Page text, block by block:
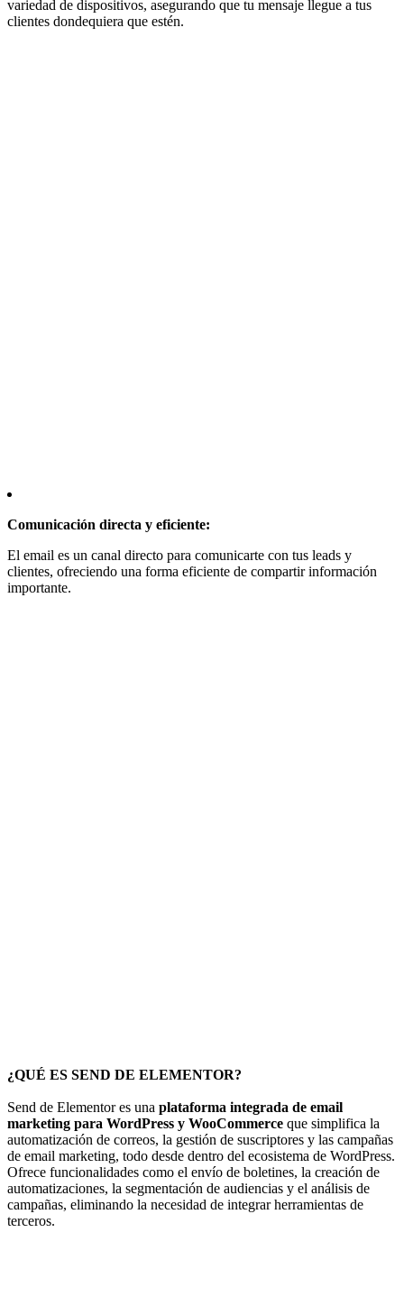
variedad de dispositivos, asegurando que tu mensaje llegue a tus
clientes dondequiera que estén.
Comunicación directa y eficiente:
El email es un canal directo para comunicarte con tus leads y
clientes, ofreciendo una forma eficiente de compartir información
importante.
¿QUÉ ES SEND DE ELEMENTOR?
Send de Elementor es una plataforma integrada de email
marketing para WordPress y WooCommerce que simplifica la
automatización de correos, la gestión de suscriptores y las campañas
de email marketing, todo desde dentro del ecosistema de WordPress.
Ofrece funcionalidades como el envío de boletines, la creación de
automatizaciones, la segmentación de audiencias y el análisis de
campañas, eliminando la necesidad de integrar herramientas de
terceros.